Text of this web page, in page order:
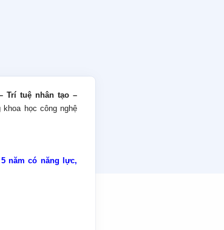
Trí tuệ nhân tạo –
học công nghệ
năm có năng lực,